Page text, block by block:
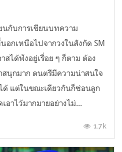
นกับการเขียนบทความ
อกเหนือไปจากวงในสังกัด SM
สได้ฟังอยู่เรื่อย ๆ ก็ตาม ต้อง
สนุกมาก ดนตรีมีความน่าสนใจ
แต่ในขณะเดียวกันก็ซ่อนลูก
าไว้มากมายอย่างไม่...
1.7k